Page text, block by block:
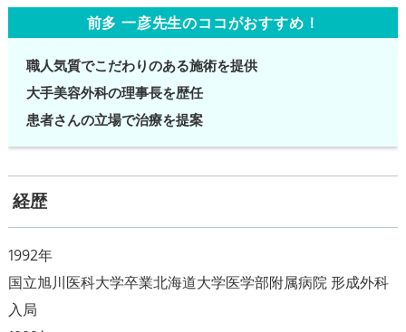
前多 一彦先生のココがおすすめ！
職人気質でこだわりのある施術を提供
大手美容外科の理事長を歴任
患者さんの立場で治療を提案
経歴
1992年
国立旭川医科大学卒業北海道大学医学部附属病院 形成外科
入局